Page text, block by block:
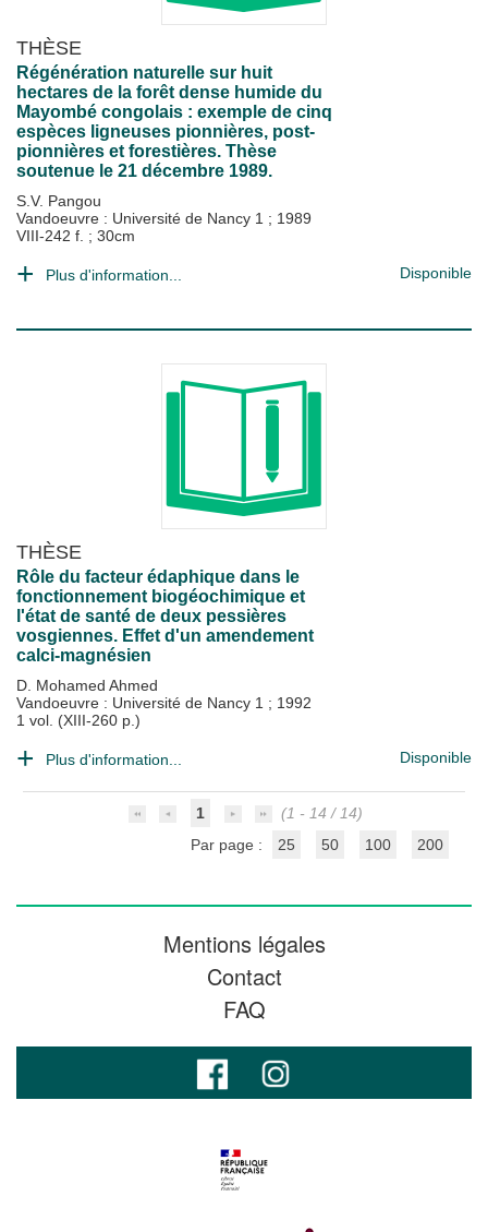
THÈSE
Régénération naturelle sur huit
hectares de la forêt dense humide du
Mayombé congolais : exemple de cinq
espèces ligneuses pionnières, post-
pionnières et forestières. Thèse
soutenue le 21 décembre 1989.
S.V. Pangou
Vandoeuvre : Université de Nancy 1 ; 1989
VIII-242 f. ; 30cm
Plus d'information... Disponible
THÈSE
Rôle du facteur édaphique dans le
fonctionnement biogéochimique et
l'état de santé de deux pessières
vosgiennes. Effet d'un amendement
calci-magnésien
D. Mohamed Ahmed
Vandoeuvre : Université de Nancy 1 ; 1992
1 vol. (XIII-260 p.)
Plus d'information... Disponible
1
(1 - 14 / 14)
Par page :
25 50 100 200
Mentions légales
Contact
FAQ